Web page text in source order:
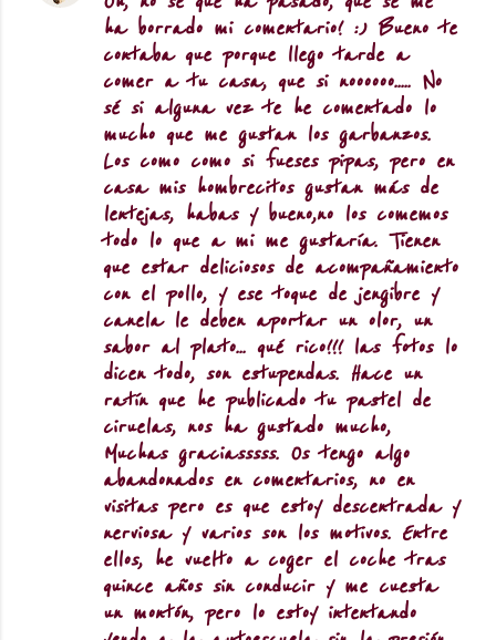
ha borrado mi comentario! :) Bueno te
contaba que porque llego tarde a
comer a tu casa, que si noooooo..... No
sé si alguna vez te he comentado lo
mucho que me gustan los garbanzos.
Los como como si fueses pipas, pero en
casa mis hombrecitos gustan más de
lentejas, habas y bueno,no los comemos
todo lo que a mi me gustaría. Tienen
que estar deliciosos de acompañamiento
con el pollo, y ese toque de jengibre y
canela le deben aportar un olor, un
sabor al plato... qué rico!!! las fotos lo
dicen todo, son estupendas. Hace un
ratín que he publicado tu pastel de
ciruelas, nos ha gustado mucho,
Muchas graciasssss. Os tengo algo
abandonados en comentarios, no en
visitas pero es que estoy descentrada y
nerviosa y varios son los motivos. Entre
ellos, he vuelto a coger el coche tras
quince años sin conducir y me cuesta
un montón, pero lo estoy intentando